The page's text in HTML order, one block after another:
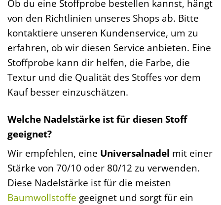
Ob du eine Stoffprobe bestellen kannst, hängt
von den Richtlinien unseres Shops ab. Bitte
kontaktiere unseren Kundenservice, um zu
erfahren, ob wir diesen Service anbieten. Eine
Stoffprobe kann dir helfen, die Farbe, die
Textur und die Qualität des Stoffes vor dem
Kauf besser einzuschätzen.
Welche Nadelstärke ist für diesen Stoff
geeignet?
Wir empfehlen, eine Universalnadel mit einer
Stärke von 70/10 oder 80/12 zu verwenden.
Diese Nadelstärke ist für die meisten
Baumwollstoffe geeignet und sorgt für ein